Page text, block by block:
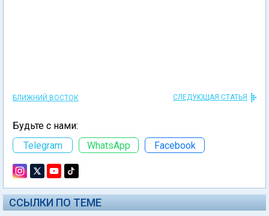
БЛИЖНИЙ ВОСТОК СЛЕДУЮЩАЯ СТАТЬЯ
Будьте с нами:
Telegram
WhatsApp Facebook
ССЫЛКИ ПО ТЕМЕ